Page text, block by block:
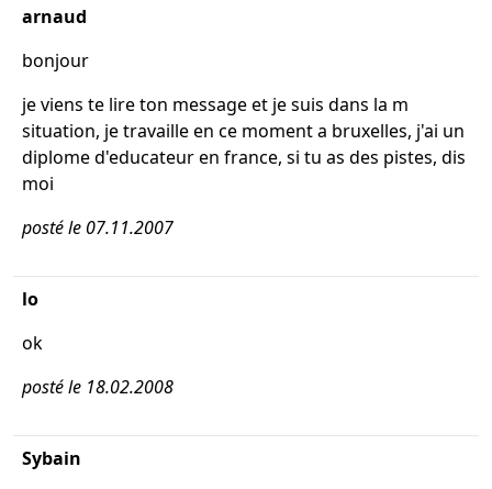
arnaud
bonjour
je viens te lire ton message et je suis dans la m
situation, je travaille en ce moment a bruxelles, j'ai un
diplome d'educateur en france, si tu as des pistes, dis
moi
posté le 07.11.2007
lo
ok
posté le 18.02.2008
Sybain